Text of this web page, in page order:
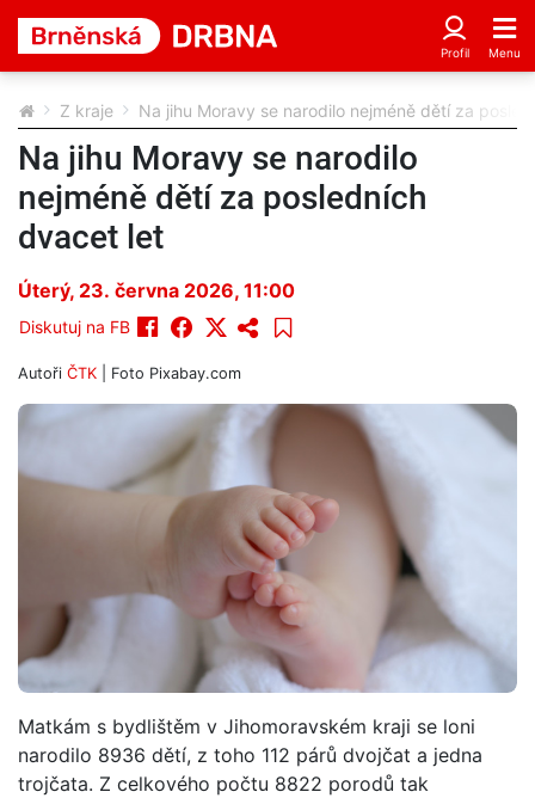
Z kraje Na jihu Moravy se narodilo nejméně dětí za
Na jihu Moravy se narodilo
nejméně dětí za posledních
dvacet let
Úterý, 23. června 2026, 11:00
Diskutuj na FB
Autoři ČTK | Foto Pixabay.com
Matkám s bydlištěm v Jihomoravském kraji se loni
narodilo 8936 dětí, z toho 112 párů dvojčat a jedna
trojčata. Z celkového počtu 8822 porodů tak